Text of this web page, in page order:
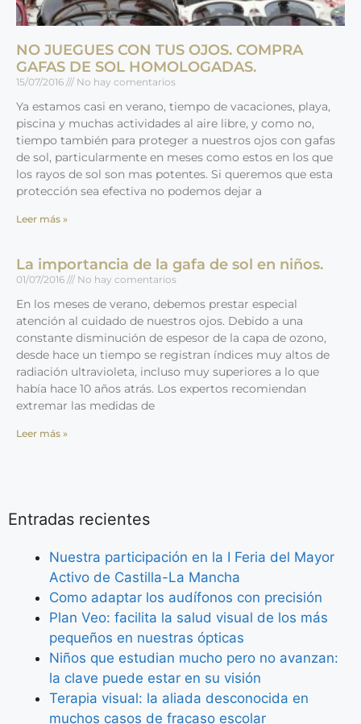
NO JUEGUES CON TUS OJOS. COMPRA
GAFAS DE SOL HOMOLOGADAS.
15/07/2016 No hay comentarios
Ya estamos casi en verano, tiempo de vacaciones, playa,
piscina y muchas actividades al aire libre, y como no,
tiempo también para proteger a nuestros ojos con gafas
de sol, particularmente en meses como estos en los que
los rayos de sol son mas potentes. Si queremos que esta
protección sea efectiva no podemos dejar a
Leer más »
La importancia de la gafa de sol en niños.
01/07/2016 No hay comentarios
En los meses de verano, debemos prestar especial
atención al cuidado de nuestros ojos. Debido a una
constante disminución de espesor de la capa de ozono,
desde hace un tiempo se registran índices muy altos de
radiación ultravioleta, incluso muy superiores a lo que
había hace 10 años atrás. Los expertos recomiendan
extremar las medidas de
Leer más »
Entradas recientes
Nuestra participación en la I Feria del Mayor
Activo de Castilla-La Mancha
Como adaptar los audífonos con precisión
Plan Veo: facilita la salud visual de los más
pequeños en nuestras ópticas
Niños que estudian mucho pero no avanzan:
la clave puede estar en su visión
Terapia visual: la aliada desconocida en
muchos casos de fracaso escolar